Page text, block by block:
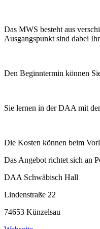
Das MWS besteht aus
Ausgangspunkt sind dabei
Den Beginntermin können
Sie lernen in der DAA mit
Die Kosten können beim
Das Angebot richtet sich an
DAA Schwäbisch Hall
Lindenstraße 22
74653 Künzelsau